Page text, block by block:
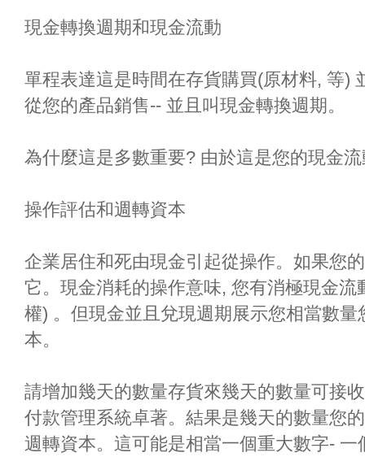
現金轉換週期和現金流動
單程表達這是時間在存貨購買(原材料, 等)
從您的產品銷售-- 並且叫現金轉換週期。
為什麼這是多數重要? 由於這是您的現金
操作評估和週轉資本
企業居住和死由現金引起從操作。如果您
它。現金消耗的操作意味, 您有消極現金
權) 。但現金並且兌現週期展示您相當數
本。
請增加幾天的數量存貨來幾天的數量可接
付款管理系統卓著。結果是幾天的數量您
週轉資本。這可能是相當一個重大數字- 一